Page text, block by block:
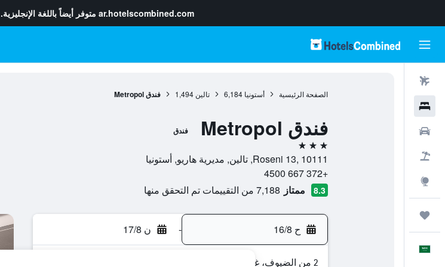
ar.hotelscombined.com متوفر أيضاً باللغة الإنجليزية.
الصفحة الرئيسية أستونيا 6,184 تالين 1,494 فندق Metropol
فندق Metropol فندق
3 نجوم
Roseni 13, 10111, تالين, مديرية هاريو, أستونيا
+372 667 4500
8.3 ممتاز 7,188 من التقييمات تم التحقق منها
ح 16/8 - ن 17/8
2 من الضيوف، غرفة واحدة